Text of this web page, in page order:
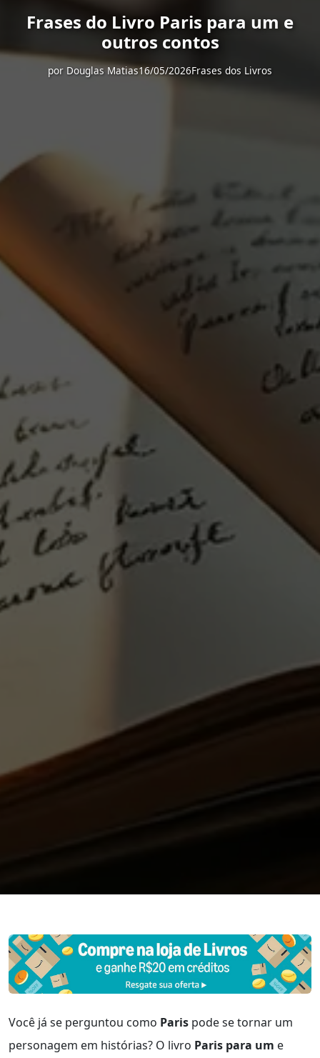
Frases do Livro Paris para um e
outros contos
por Douglas Matias16/05/2026Frases dos Livros
Você já se perguntou como Paris pode se tornar um
personagem em histórias? O livro Paris para um e